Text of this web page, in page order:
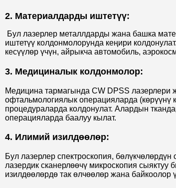
2. Материалдарды иштетүү:
Бул лазерлер металлдарды жана башка
иштетүү колдонмолорунда кеңири
кесүүлөр үчүн, айрыкча автомобиль,
3. Медициналык колдонмолор:
Медицина тармагында CW DPSS лазерлери
офтальмологиялык операцияларда (көрүүнү
процедураларда колдонулат. Алардын
операцияларда баалуу кылат.
4. Илимий изилдөөлөр:
Бул лазерлер спектроскопия,
лазердик сканерлөөчү микроскопия
изилдөөлөрдө так өлчөөлөр жана байкоолор